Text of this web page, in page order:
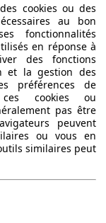
221 KW
(300 PS)
Ø
l/
cookies ou des
au bon
fonctionnalités
en réponse à
des fonctions
et la gestion des
préférences de
ces cookies ou
pas être
peuvent
ou vous en
similaires peut